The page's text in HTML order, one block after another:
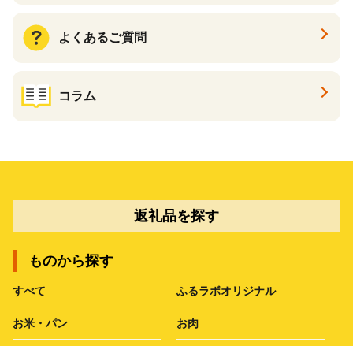
よくあるご質問
コラム
返礼品を探す
ものから探す
すべて ふるラボオリジナル
お米・パン お肉